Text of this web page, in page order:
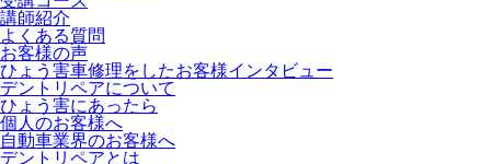
講師紹介
よくある質問
お客様の声
ひょう害車修理をしたお客様インタビュー
デントリペアについて
ひょう害にあったら
個人のお客様へ
自動車業界のお客様へ
デントリペアとは